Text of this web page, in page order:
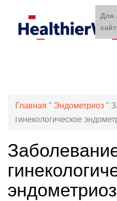
Главная " Эндометриоз "
гинекологическое
эндометриоз
Для